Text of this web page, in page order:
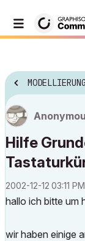
MODELLIERUNG
Hilfe
‎2002-12-12 03:11 PM
hallo ich bitte um
wir haben einige